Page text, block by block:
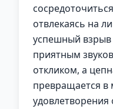
отвлекаясь на
успешный взрыв
приятным
откликом, а
превращается в
удовлетворения